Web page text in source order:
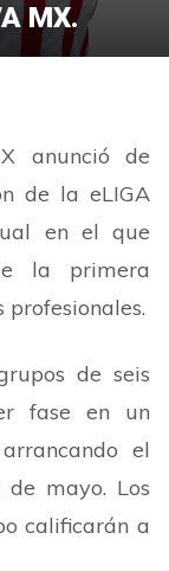
MX.
anunció de
de la eLIGA
en el que
la primera
profesionales.
de seis
fase en un
el
mayo. Los
calificarán a